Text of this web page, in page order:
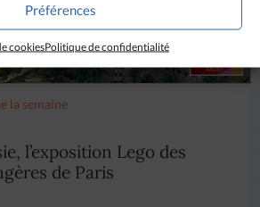
Préférences
cookiesPolitique de confidentialité
la semaine
l’exposition Lego des
de Paris